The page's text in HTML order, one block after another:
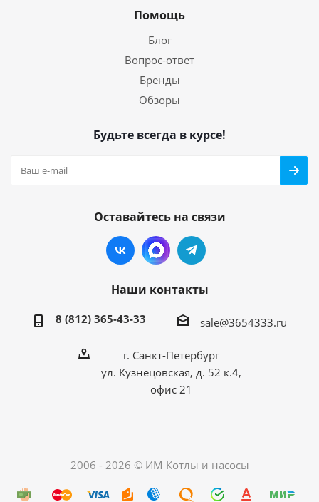
Помощь
Блог
Вопрос-ответ
Бренды
Обзоры
Будьте всегда в курсе!
Оставайтесь на связи
Наши контакты
8 (812) 365-43-33 sale@3654333.ru
г. Санкт-Петербург
ул. Кузнецовская, д. 52 к.4,
офис 21
2006 - 2026 © ИМ Котлы и насосы